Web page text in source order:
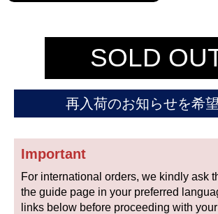
チューダー
新品
中古品 アン
SOLD
再入荷のお知らせを希
Important
For international orders, we kindly ask
the guide page in your preferred
links below before proceeding with